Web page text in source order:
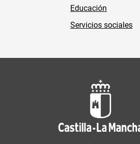
Educación
Servicios sociales